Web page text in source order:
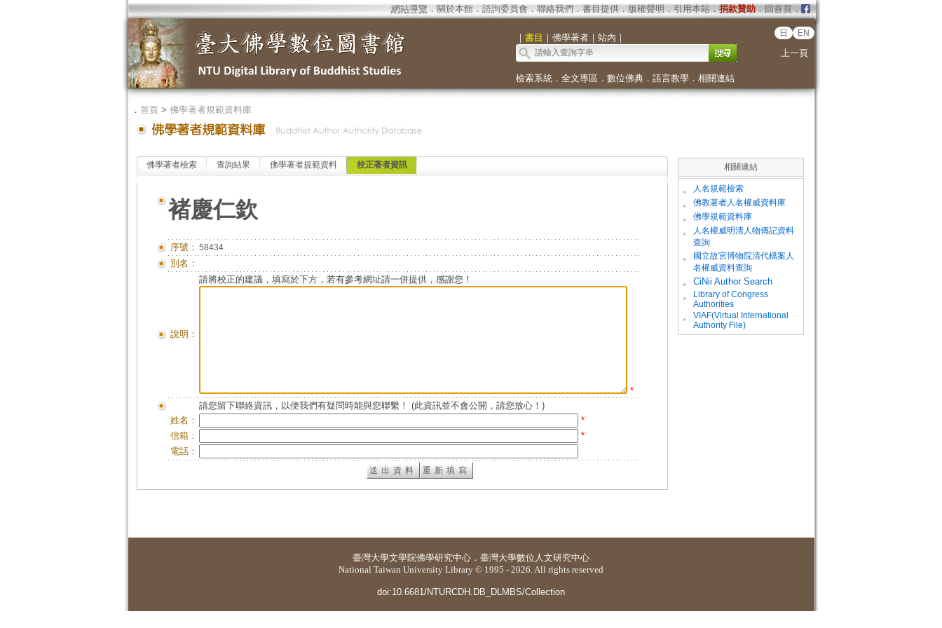
網站導覽 ． 關於本館． 諮詢委員會． 聯絡我們 ． 書目提供． 版權聲明 ． 引用本站． 捐款贊助．回首頁．
｜ 書目 ｜ 佛學著者｜ 站內 ｜ 日 EN
上一頁
檢索系統． 全文專區 ． 數位佛典． 語言教學． 相關連結
． 首頁> 佛學著者規範資料庫
佛學著者檢索 查詢結果 佛學著者規範資料 校正著者資訊
褚慶仁欽
序號： 58434
別名：
說明：
請將校正的建議，填寫於下方，若有參考網址請一併提供，感謝您！
*
請您留下聯絡資訊，以便我們有疑問時能與您聯繫！ (此資訊並不會公開，請您放心！)
姓名：
*
信箱：
*
電話：
相關連結
。 人名規範檢索
。 佛教著者人名權威資料庫
。 佛學規範資料庫
。
人名權威明清人物傳記資料
查詢
。
國立故宮博物院清代檔案人
名權威資料查詢
。
CiNii Author Search
。
Library of Congress
Authorities
。
VIAF(Virtual International
Authority File)
臺灣大學文學院佛學研究中心 ． 臺灣大學數位人文研究中心
National Taiwan University Library © 1995 - 2026. All rights reserved
doi:10.6681/NTURCDH.DB_DLMBS/Collection